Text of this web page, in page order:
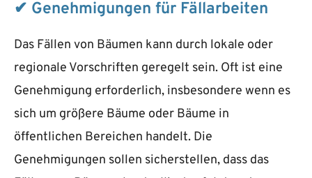
✔ Genehmigungen für Fällarbeiten
Das Fällen von Bäumen kann durch lokale oder
regionale Vorschriften geregelt sein. Oft ist eine
Genehmigung erforderlich, insbesondere wenn es
sich um größere Bäume oder Bäume in
öffentlichen Bereichen handelt. Die
Genehmigungen sollen sicherstellen, dass das